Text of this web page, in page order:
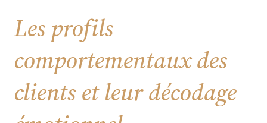
Les profils
comportementaux des
clients et leur décodage